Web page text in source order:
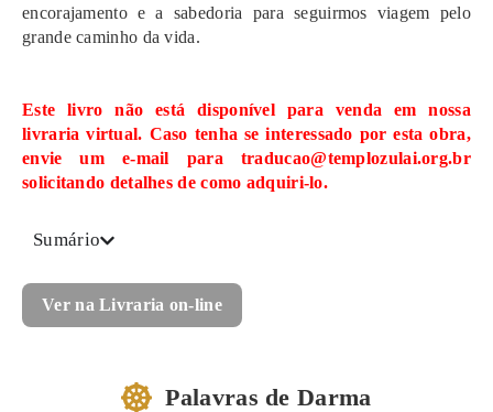
encorajamento e a sabedoria para seguirmos viagem pelo
grande caminho da vida.
Este livro não está disponível para venda em nossa
livraria virtual. Caso tenha se interessado por esta obra,
envie um e-mail para traducao@templozulai.org.br
solicitando detalhes de como adquiri-lo.
Sumário
Ver na Livraria on-line
Palavras de Darma